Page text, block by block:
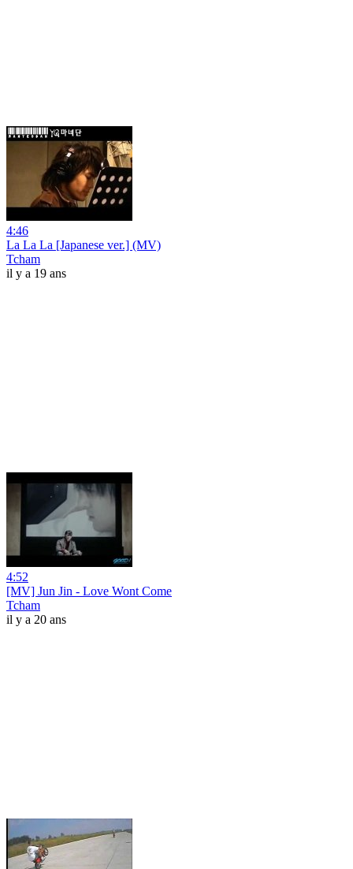
4:46
La La La [Japanese ver.] (MV)
Tcham
il y a 19 ans
4:52
[MV] Jun Jin - Love Wont Come
Tcham
il y a 20 ans